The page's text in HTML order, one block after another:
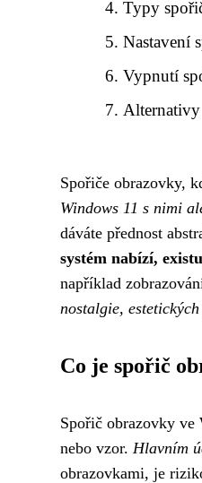
Typy
Nastavení
Vypnutí
Alternativy
Spořiče obrazovky,
Windows 11 s nimi
dáváte přednost
systém nabízí,
například
nostalgie,
Co je spořič
Spořič obrazovky ve
nebo vzor. Hlavním
obrazovkami, je